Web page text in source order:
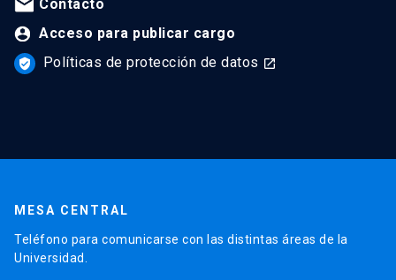
Contacto
Acceso para publicar cargo
verified_user Políticas de protección de datos launch
MESA CENTRAL
Teléfono para comunicarse con las distintas áreas de la
Universidad.